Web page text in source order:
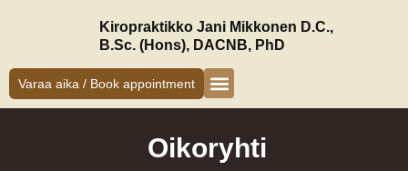
Kiropraktikko Jani Mikkonen D.C.,
B.Sc. (Hons), DACNB, PhD
Varaa aika / Book appointment
Oikoryhti